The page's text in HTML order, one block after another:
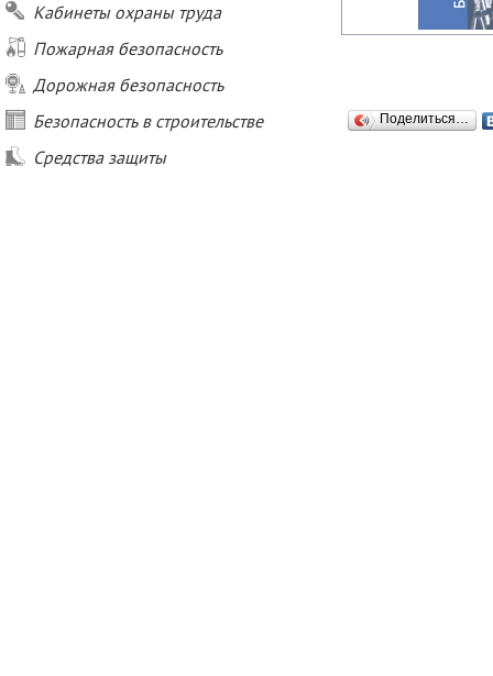
Кабинеты охраны труда
Пожарная безопасность
Дорожная безопасность
Безопасность в строительстве
Средства защиты
Поделиться…